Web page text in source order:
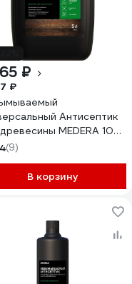
₽
₽
Антисептик
MEDERA 100
5 л 2007-5
(9)
В корзину